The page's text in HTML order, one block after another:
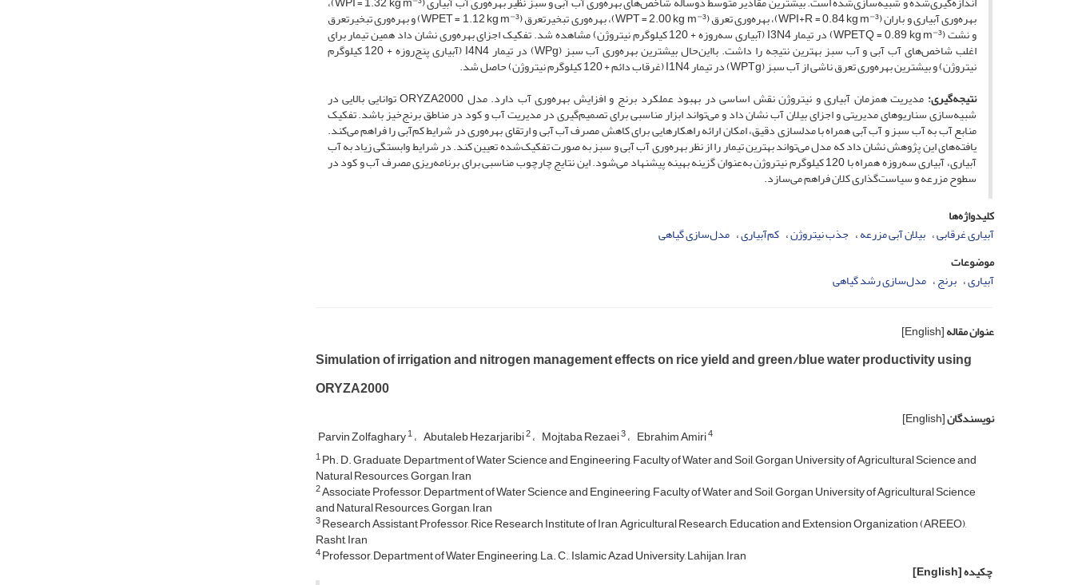
بهره‌وری آبیاری و باران (WPI+R = 0.84 kg m⁻³)، بهره‌وری تعرق (WPT = 2.00 kg m⁻³)، بهره‌وری تبخیرتعرق (WPET = 1.12 kg m⁻³) و بهره‌وری تبخیرتعرق
و نشت (WPETQ = 0.89 kg m⁻³) در تیمار I3N4 (آبیاری سه‌روزه + 120 کیلوگرم نیتروژن) مشاهده شد. تفکیک اجزای بهره‌وری نشان داد همین تیمار برای
اغلب شاخص‌های آب آبی و آب سبز بهترین نتیجه را داشت. بااین‌حال بیشترین بهره‌وری آب سبز (WPg) در تیمار I4N4 (آبیاری پنج‌روزه + 120 کیلوگرم
نیتروژن) و بیشترین بهره‌وری تعرق ناشی از آب سبز (WPTg) در تیمار I1N4 (غرقاب دائم + 120 کیلوگرم نیتروژن) حاصل شد.
نتیجه‌گیری:
مدیریت همزمان آبیاری و نیتروژن نقش اساسی در بهبود عملکرد برنج و افزایش بهره‌وری آب دارد. مدل ORYZA2000 توانایی بالایی در
شبیه‌سازی سناریوهای مدیریتی و اجزای بیلان آب نشان داد و می‌تواند ابزار مناسبی برای تصمیم‌گیری در مدیریت آب و کود در مناطق برنج‌خیز باشد. تفکیک
منابع آب به آب سبز و آب آبی همراه با مدلسازی دقیق، امکان ارائه راهکارهایی برای کاهش مصرف آب آبی و ارتقای بهره‌وری در شرایط کم‌آبی را فراهم می‌کند.
یافته‌های این پژوهش نشان داد که مدل می‌تواند بهترین تیمار را از نظر بهره‌وری آب آبی و سبز به صورت تفکیک‌شده تعیین کند. در شرایط وابستگی زیاد به آب
آبیاری، آبیاری سه‌روزه همراه با 120 کیلوگرم نیتروژن به‌عنوان گزینه بهینه پیشنهاد می‌شود. این نتایج چارچوب مناسبی برای برنامه‌ریزی مصرف آب و کود در
سطوح مزرعه و سیاست‌گذاری کلان فراهم می‌سازد.
کلیدواژه‌ها
آبیاری غرقابی بیلان آبی مزرعه جذب نیتروژن کم‌آبیاری مدل‌سازی گیاهی
موضوعات
آبیاری برنج مدل‌سازی رشد گیاهی
عنوان مقاله[English]
Simulation of irrigation and nitrogen management effects on rice yield and green/blue water productivity using
ORYZA2000
نویسندگان[English]
Parvin Zolfaghary1 Abutaleb Hezarjaribi2 Mojtaba Rezaei3 Ebrahim Amiri4
1Ph. D. Graduate, Department of Water Science and Engineering, Faculty of Water and Soil, Gorgan University of Agricultural Science and
Natural Resources, Gorgan, Iran
2Associate Professor, Department of Water Science and Engineering, Faculty of Water and Soil, Gorgan University of Agricultural Science
and Natural Resources, Gorgan, Iran
3Research Assistant Professor, Rice Research Institute of Iran, Agricultural Research, Education and Extension Organization (AREEO),
Rasht, Iran
4Professor, Department of Water Engineering, La. C., Islamic Azad University, Lahijan, Iran
چکیده[English]